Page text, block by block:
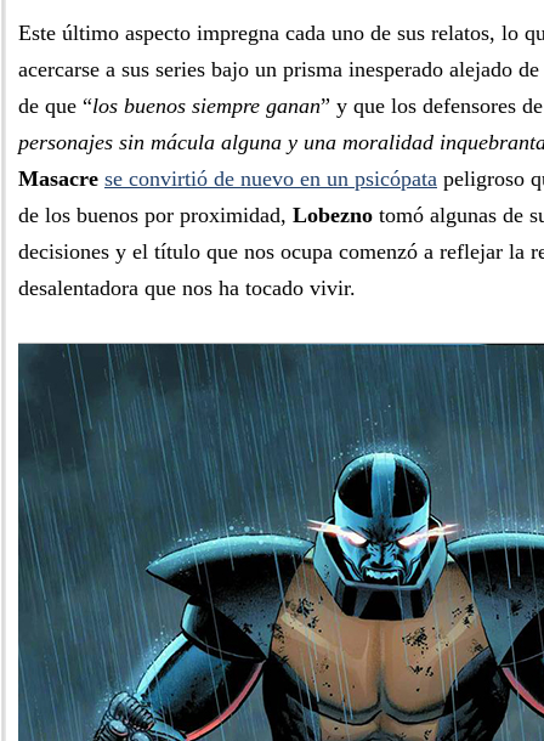
Este último aspecto impregna cada uno de sus relatos, lo
acercarse a sus series bajo un prisma inesperado alejado
de que “los buenos siempre ganan” y que los defensores
personajes sin mácula alguna y una moralidad
Masacre se convirtió de nuevo en un psicópata peligroso
de los buenos por proximidad, Lobezno tomó algunas de
decisiones y el título que nos ocupa comenzó a reflejar la
desalentadora que nos ha tocado vivir.